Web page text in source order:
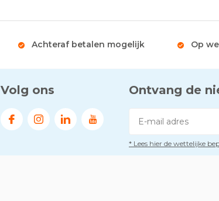
Achteraf betalen mogelijk Op
Volg ons Ontvang de
* Lees hier de wettelijke